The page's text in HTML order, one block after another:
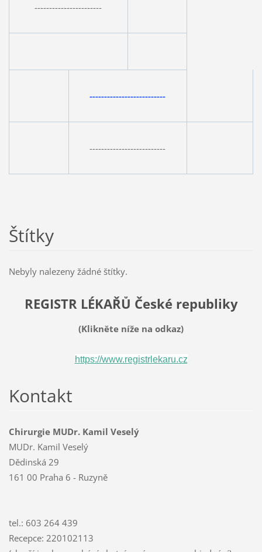
-----------------------
--------------------------
--------------------------
Štítky
Nebyly nalezeny žádné štítky.
REGISTR LÉKAŘŮ České republiky
(Klikněte níže na odkaz)
https://www.registrlekaru.cz
Kontakt
Chirurgie MUDr. Kamil Veselý
MUDr. Kamil Veselý
Dědinská 29
161 00 Praha 6 - Ruzyně
tel.: 603 264 439
Recepce: 220102113